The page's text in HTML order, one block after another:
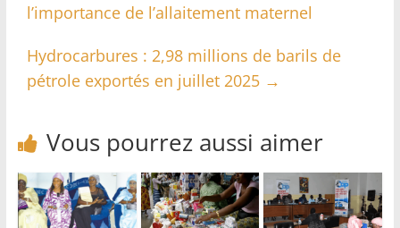
l’importance de l’allaitement maternel
Hydrocarbures : 2,98 millions de barils de
pétrole exportés en juillet 2025 →
Vous pourrez aussi aimer